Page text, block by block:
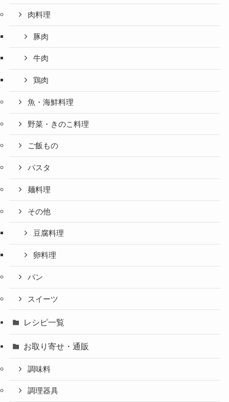
肉料理
豚肉
牛肉
鶏肉
魚・海鮮料理
野菜・きのこ料理
ご飯もの
パスタ
麺料理
その他
豆腐料理
卵料理
パン
スイーツ
レシピ一覧
お取り寄せ・通販
調味料
調理器具